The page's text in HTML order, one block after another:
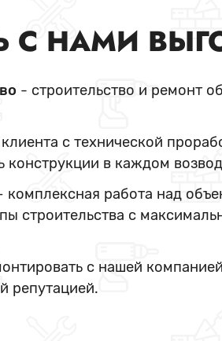
С НАМИ
- строительство и ремонт
с технической
в каждом
комплексная работа над
строительства с
с нашей
репутацией.